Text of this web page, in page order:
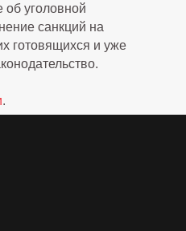
об уголовной
санкций на
готовящихся и уже
.